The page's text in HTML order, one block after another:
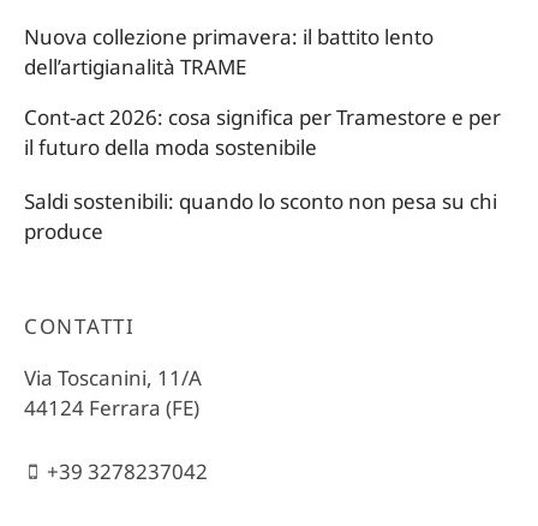
Nuova collezione primavera: il battito lento
dell’artigianalità TRAME
Cont-act 2026: cosa significa per Tramestore e per
il futuro della moda sostenibile
Saldi sostenibili: quando lo sconto non pesa su chi
produce
CONTATTI
Via Toscanini, 11/A
44124 Ferrara (FE)
+39 3278237042